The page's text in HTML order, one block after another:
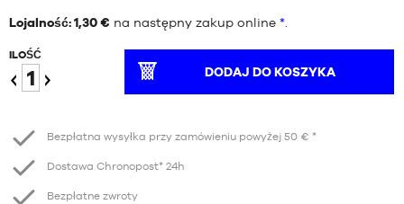
Lojalność: 1,30 € na następny zakup online *.
ILOŚĆ
DODAJ DO KOSZYKA
Bezpłatna wysyłka przy zamówieniu powyżej 50 € *
Dostawa Chronopost* 24h
Bezpłatne zwroty